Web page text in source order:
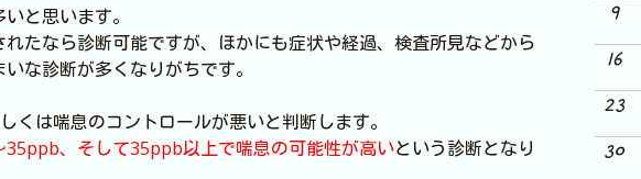
と思います。
たなら診断可能ですが、ほかにも症状や経過、検査所見などから
な診断が多くなりがちです。
は喘息のコントロールが悪いと判断します。
、そして35ppb以上で喘息の可能性が高いという診断となり
9
16
23
30